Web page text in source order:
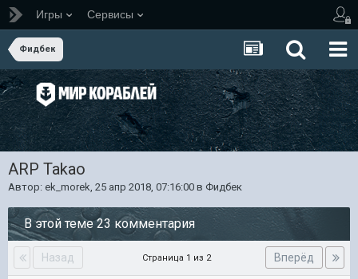
Игры Сервисы
Фидбек
АRP Takao
Автор: ek_morek, 25 апр 2018, 07:16:00 в Фидбек
В этой теме 23 комментария
Назад Вперёд
Страница 1 из 2